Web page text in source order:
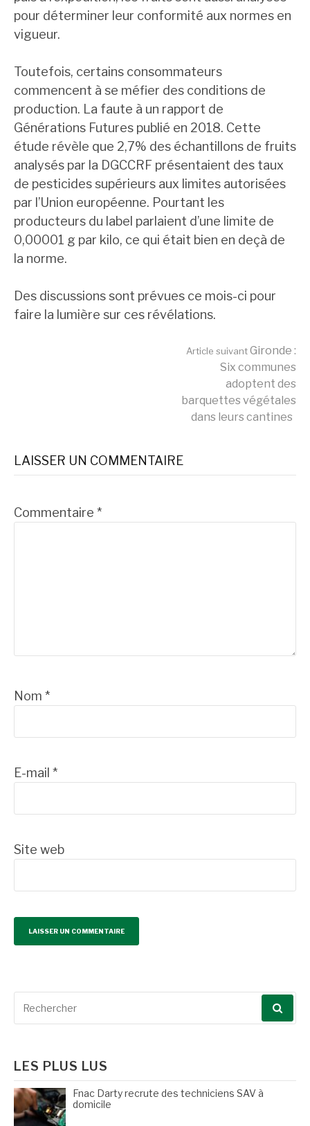
pour déterminer leur conformité aux normes en
vigueur.
Toutefois, certains consommateurs
commencent à se méfier des conditions de
production. La faute à un rapport de
Générations Futures publié en 2018. Cette
étude révèle que 2,7% des échantillons de fruits
analysés par la DGCCRF présentaient des taux
de pesticides supérieurs aux limites autorisées
par l’Union européenne. Pourtant les
producteurs du label parlaient d’une limite de
0,00001 g par kilo, ce qui était bien en deçà de
la norme.
Des discussions sont prévues ce mois-ci pour
faire la lumière sur ces révélations.
suite
Article suivantGironde :
Six communes
adoptent des
barquettes végétales
dans leurs cantines
LAISSER UN COMMENTAIRE
Commentaire *
Nom *
E-mail *
Site web
LES PLUS LUS
Fnac Darty recrute des techniciens SAV à
domicile